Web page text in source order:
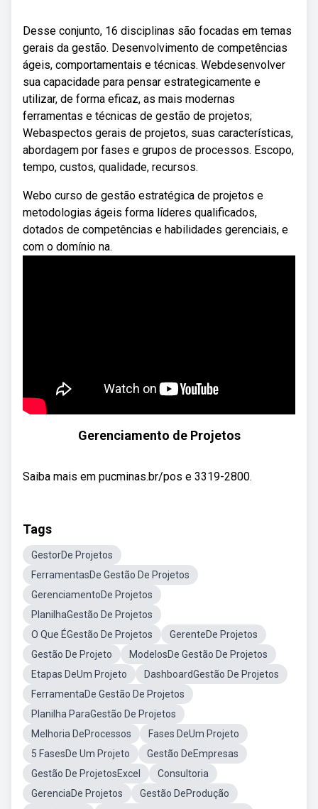
Desse conjunto, 16 disciplinas são focadas em temas
gerais da gestão. Desenvolvimento de competências
ágeis, comportamentais e técnicas. Webdesenvolver
sua capacidade para pensar estrategicamente e
utilizar, de forma eficaz, as mais modernas
ferramentas e técnicas de gestão de projetos;
Webaspectos gerais de projetos, suas características,
abordagem por fases e grupos de processos. Escopo,
tempo, custos, qualidade, recursos.
Webo curso de gestão estratégica de projetos e
metodologias ágeis forma líderes qualificados,
dotados de competências e habilidades gerenciais, e
com o domínio na.
Gerenciamento de Projetos
Saiba mais em pucminas.br/pos e 3319-2800.
Tags
GestorDe Projetos
FerramentasDe Gestão De Projetos
GerenciamentoDe Projetos
PlanilhaGestão De Projetos
O Que ÉGestão De Projetos
GerenteDe Projetos
Gestão De Projeto
ModelosDe Gestão De Projetos
Etapas DeUm Projeto
DashboardGestão De Projetos
FerramentaDe Gestão De Projetos
Planilha ParaGestão De Projetos
Melhoria DeProcessos
Fases DeUm Projeto
5 FasesDe Um Projeto
Gestão DeEmpresas
Gestão De ProjetosExcel
Consultoria
GerenciaDe Projetos
Gestão DeProdução